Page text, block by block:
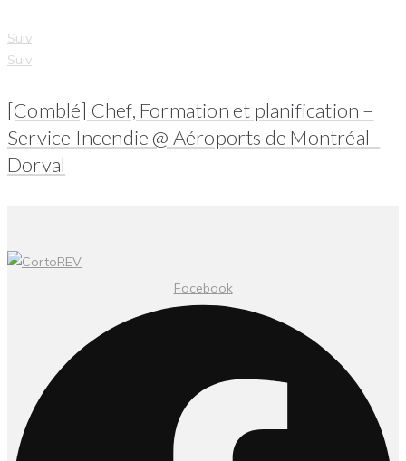
Suiv
Suiv
[Comblé] Chef, Formation et planification –
Service Incendie @ Aéroports de Montréal -
Dorval
Facebook